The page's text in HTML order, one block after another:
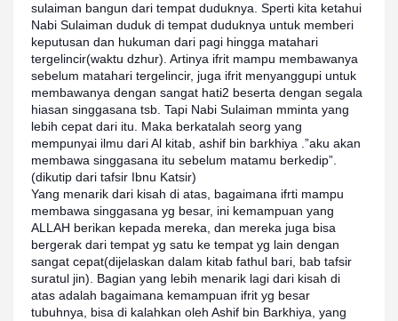
sulaiman bangun dari tempat duduknya. Sperti kita ketahui
Nabi Sulaiman duduk di tempat duduknya untuk memberi
keputusan dan hukuman dari pagi hingga matahari
tergelincir(waktu dzhur). Artinya ifrit mampu membawanya
sebelum matahari tergelincir, juga ifrit menyanggupi untuk
membawanya dengan sangat hati2 beserta dengan segala
hiasan singgasana tsb. Tapi Nabi Sulaiman mminta yang
lebih cepat dari itu. Maka berkatalah seorg yang
mempunyai ilmu dari Al kitab, ashif bin barkhiya .”aku akan
membawa singgasana itu sebelum matamu berkedip”.
(dikutip dari tafsir Ibnu Katsir)
Yang menarik dari kisah di atas, bagaimana ifrti mampu
membawa singgasana yg besar, ini kemampuan yang
ALLAH berikan kepada mereka, dan mereka juga bisa
bergerak dari tempat yg satu ke tempat yg lain dengan
sangat cepat(dijelaskan dalam kitab fathul bari, bab tafsir
suratul jin). Bagian yang lebih menarik lagi dari kisah di
atas adalah bagaimana kemampuan ifrit yg besar
tubuhnya, bisa di kalahkan oleh Ashif bin Barkhiya, yang